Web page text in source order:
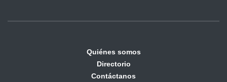
Quiénes somos
Directorio
Contáctanos